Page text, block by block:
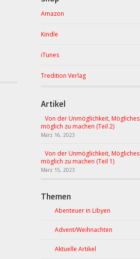
Amazon
Kindle
iTunes
Tredition Verlag
Artikel
Von der Unmöglichkeit, Mögliches
möglich zu machen (Teil 2)
März 16, 2023
Von der Unmöglichkeit, Mögliches
möglich zu machen (Teil 1)
März 15, 2023
Themen
Abenteuer in Libyen
Advent/Weihnachten
Aktuelle Artikel